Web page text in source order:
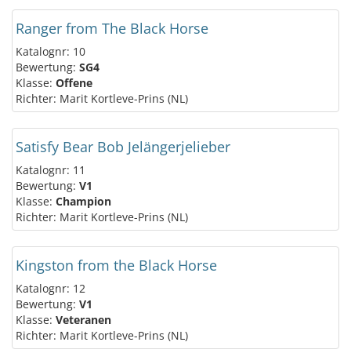
Ranger from The Black Horse
Katalognr: 10
Bewertung: SG4
Klasse: Offene
Richter: Marit Kortleve-Prins (NL)
Satisfy Bear Bob Jelängerjelieber
Katalognr: 11
Bewertung: V1
Klasse: Champion
Richter: Marit Kortleve-Prins (NL)
Kingston from the Black Horse
Katalognr: 12
Bewertung: V1
Klasse: Veteranen
Richter: Marit Kortleve-Prins (NL)